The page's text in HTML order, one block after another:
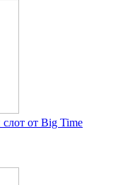
от Big Time